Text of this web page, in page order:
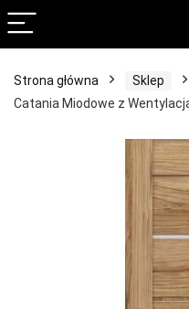
Strona główna Sklep
Catania Miodowe z